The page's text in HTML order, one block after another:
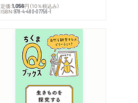
定価:1,056円 （10％税込み）
ISBN:978-4-480-07756-1